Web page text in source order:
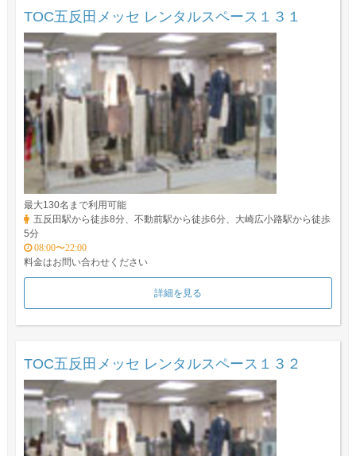
TOC五反田メッセ レンタルスペース１３１
最大130名まで利用可能
五反田駅から徒歩8分、不動前駅から徒歩6分、大崎広小路駅から徒歩
5分
08:00〜22:00
料金はお問い合わせください
詳細を見る
TOC五反田メッセ レンタルスペース１３２